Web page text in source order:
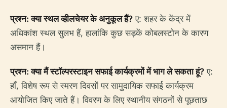
प्रश्न: क्या स्थल व्हीलचेयर के अनुकूल हैं? ए: शहर के केंद्र में
अधिकांश स्थल सुलभ हैं, हालांकि कुछ सड़कें कोबलस्टोन के कारण
असमान हैं।
प्रश्न: क्या मैं स्टॉल्परस्टाइन सफाई कार्यक्रमों में भाग ले सकता हूं? ए:
हाँ, विशेष रूप से स्मरण दिवसों पर सामुदायिक सफाई कार्यक्रम
आयोजित किए जाते हैं। विवरण के लिए स्थानीय संगठनों से पूछताछ